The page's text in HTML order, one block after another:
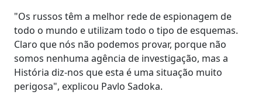
"Os russos têm a melhor rede de espionagem de
todo o mundo e utilizam todo o tipo de esquemas.
Claro que nós não podemos provar, porque não
somos nenhuma agência de investigação, mas a
História diz-nos que esta é uma situação muito
perigosa", explicou Pavlo Sadoka.